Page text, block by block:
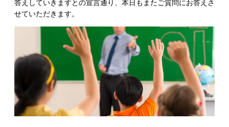
答えしていきますとの宣言通り、本日もまたご質問にお答えさ
せていただきます。